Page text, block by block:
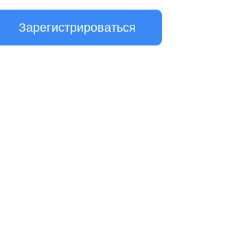
Зарегистрироваться